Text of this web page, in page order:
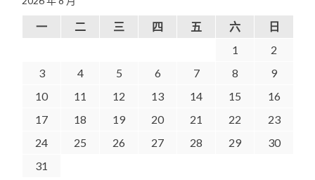
一 二 三 四 五 六
日
1
2
3
4 5 6 7 8
9
10
11 12 13 14 15
16
17
18 19 20 21 22
23
24
25 26 27 28 29
30
31